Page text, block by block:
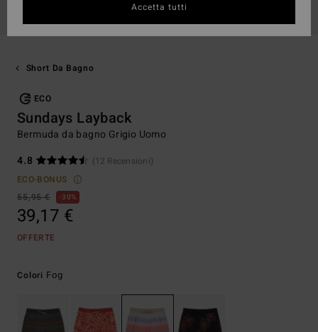
Short Da Bagno
ECO
Sundays Layback
Bermuda da bagno Grigio Uomo
4.8
(12 Recensioni)
ECO-BONUS
55,95 €
30%
39,17 €
OFFERTE
Colori Fog
Accetta tutti